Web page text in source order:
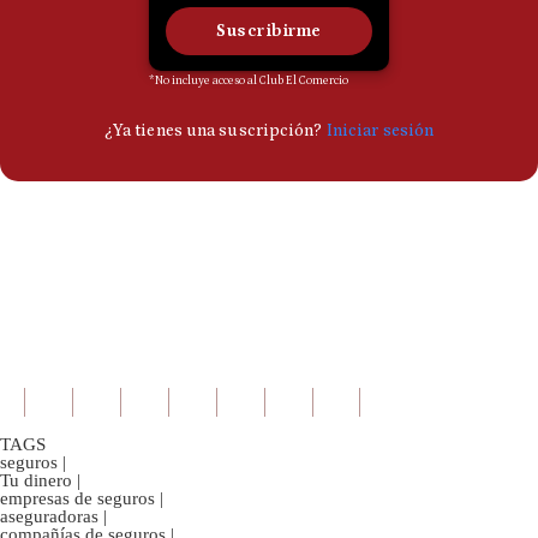
TAGS
seguros |
Tu dinero |
empresas de seguros |
aseguradoras |